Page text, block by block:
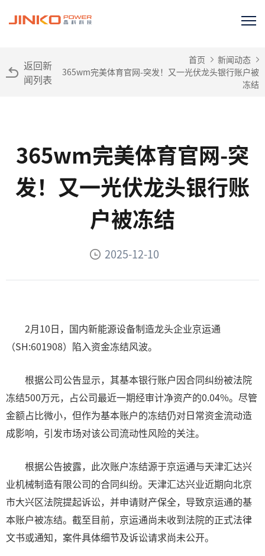
返回新
闻列表
首页
新闻动态
365wm完美体育官网-突发！又一光伏龙头银行账户被
冻结
365wm完美体育官网-突
发！又一光伏龙头银行账
户被冻结
2025-12-10
2月10日，国内新能源设备制造龙头企业京运通
（SH:601908）陷入资金冻结风波。
根据公司公告显示，其基本银行账户因合同纠纷被法院
冻结500万元，占公司最近一期经审计净资产的0.04%。尽管
金额占比微小，但作为基本账户的冻结仍对日常资金流动造
成影响，引发市场对该公司流动性风险的关注。
根据公告披露，此次账户冻结源于京运通与天津汇达兴
业机械制造有限公司的合同纠纷。天津汇达兴业近期向北京
市大兴区法院提起诉讼，并申请财产保全，导致京运通的基
本账户被冻结。截至目前，京运通尚未收到法院的正式法律
文书或通知，案件具体细节及诉讼请求尚未公开。